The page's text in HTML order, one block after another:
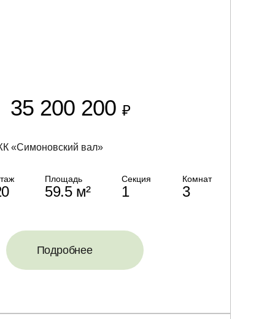
35 200 200 ₽
«Симоновский вал»
Площадь
59.5 м²
Секция
1
Комнат
3
Подробнее